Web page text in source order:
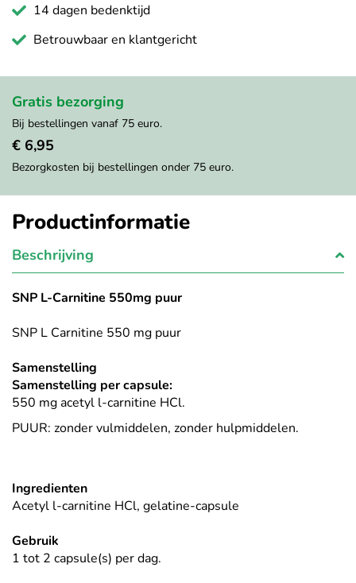
14 dagen bedenktijd
Betrouwbaar en klantgericht
Gratis bezorging
Bij bestellingen vanaf 75 euro.
€ 6,95
Bezorgkosten bij bestellingen onder 75 euro.
Productinformatie
Beschrijving
SNP L-Carnitine 550mg puur
SNP L Carnitine 550 mg puur
Samenstelling
Samenstelling per capsule:
550 mg acetyl l-carnitine HCl.
PUUR: zonder vulmiddelen, zonder hulpmiddelen.
Ingredienten
Acetyl l-carnitine HCl, gelatine-capsule
Gebruik
1 tot 2 capsule(s) per dag.